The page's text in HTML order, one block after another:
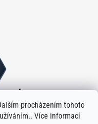
procházením tohoto
Více informací